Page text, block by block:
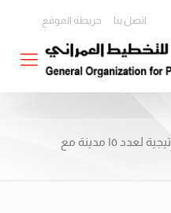
اتصل بنا خريطة الموقع
اجتماع تحديث المخططات الاستراتيجية لعدد ١٥ مدينة مع